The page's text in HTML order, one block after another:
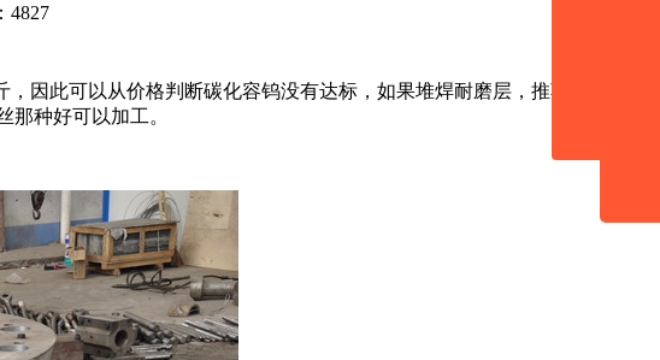
4827
此可以从价格判断碳化容钨没有达标，如果堆焊耐磨层，推荐选择北盐
种好可以加工。